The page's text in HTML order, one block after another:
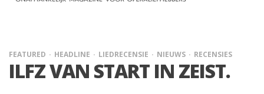
FEATURED HEADLINE LIEDRECENSIE NIEUWS RECENSIES
ILFZ VAN START IN ZEIST.